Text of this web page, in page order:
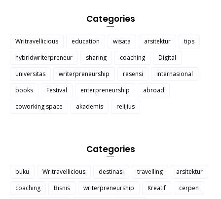
Categories
Writravellicious education wisata arsitektur
tips
hybridwriterpreneur
sharing coaching
Digital
universitas
writerpreneurship resensi
internasional
books
Festival enterpreneurship
abroad
coworking space
akademis relijius
Categories
buku Writravellicious destinasi travelling
arsitektur
coaching
Bisnis writerpreneurship Kreatif
cerpen